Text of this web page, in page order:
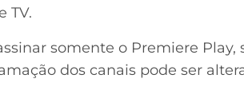
TV.
somente o Premiere
dos canais pode ser